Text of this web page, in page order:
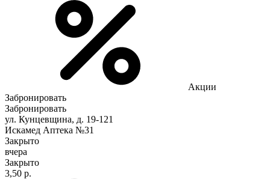
Акции
Забронировать
Забронировать
ул. Кунцевщина, д. 19-121
Искамед Аптека №31
Закрыто
вчера
Закрыто
3,50 р.